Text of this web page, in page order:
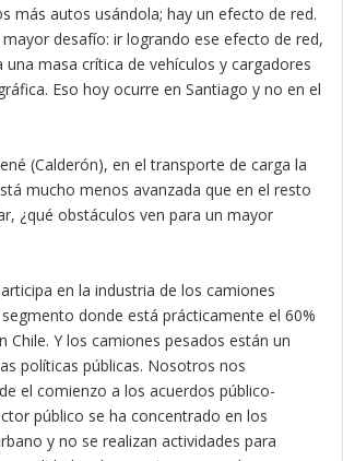
más autos usándola; hay un efecto de red.
mayor desafío: ir logrando ese efecto de red,
masa crítica de vehículos y cargadores
Eso hoy ocurre en Santiago y no en el
(Calderón), en el transporte de carga la
mucho menos avanzada que en el resto
¿qué obstáculos ven para un mayor
en la industria de los camiones
donde está prácticamente el 60%
Chile. Y los camiones pesados están un
políticas públicas. Nosotros nos
el comienzo a los acuerdos público-
público se ha concentrado en los
y no se realizan actividades para